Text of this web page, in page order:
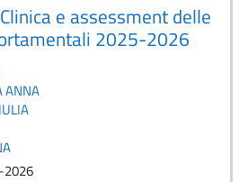
e assessment delle
2025-2026
ANNA
2026